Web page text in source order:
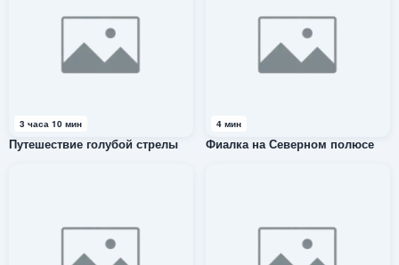
3 часа 10 мин
Путешествие голубой стрелы
4 мин
Фиалка на Северном полюсе